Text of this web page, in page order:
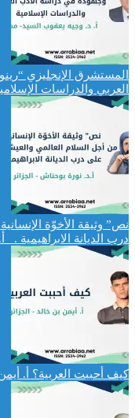
المستشرق الإنجليزي
العربي والدراسات
نص” وثيقة الأخوّة
درب الديانة الابراهيمية
كيف أحببت العربية؟ أ.